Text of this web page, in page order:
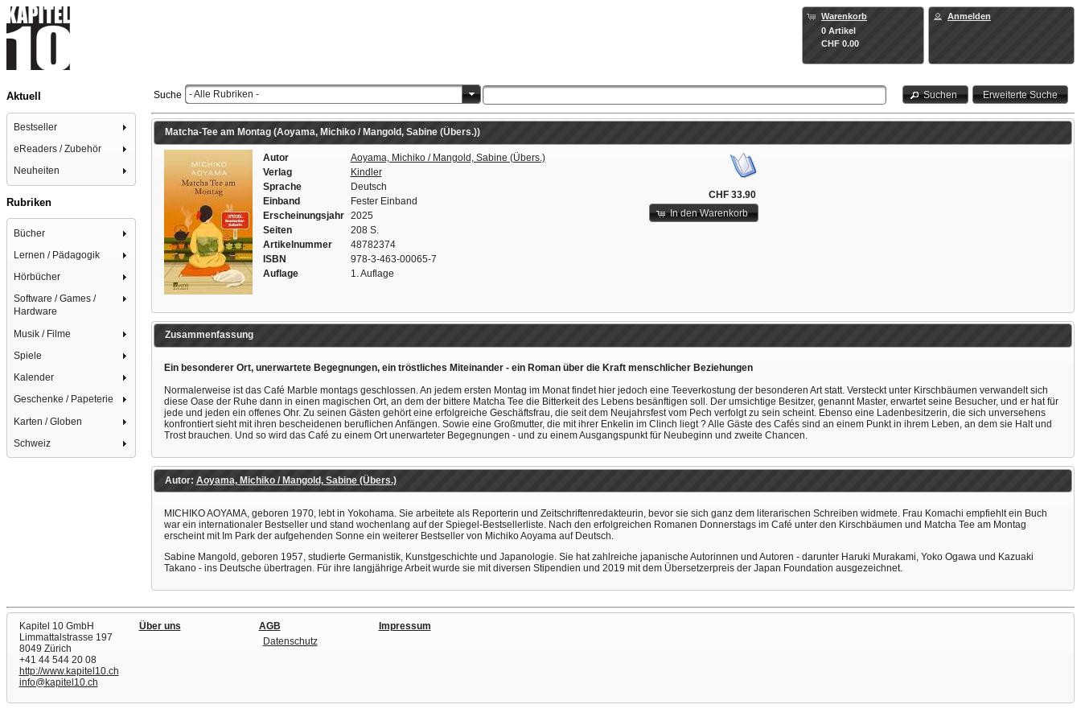
Warenkorb
0 Artikel
CHF 0.00
Anmelden
Aktuell
Bestseller
eReaders / Zubehör
Neuheiten
Rubriken
Bücher
Lernen / Pädagogik
Hörbücher
Software / Games /
Hardware
Musik / Filme
Spiele
Kalender
Geschenke / Papeterie
Karten / Globen
Schweiz
Suche - Alle Rubriken - Suchen Erweiterte Suche
Matcha-Tee am Montag (Aoyama, Michiko / Mangold, Sabine (Übers.))
Autor
Aoyama, Michiko / Mangold, Sabine (Übers.)
Verlag
Kindler
Sprache
Deutsch
Einband
Fester Einband
Erscheinungsjahr
2025
Seiten
208 S.
Artikelnummer
48782374
ISBN
978-3-463-00065-7
Auflage
1. Auflage
CHF 33.90
In den Warenkorb
Zusammenfassung
Ein besonderer Ort, unerwartete Begegnungen, ein tröstliches Miteinander - ein Roman über die Kraft menschlicher Beziehungen
Normalerweise ist das Café Marble montags geschlossen. An jedem ersten Montag im Monat findet hier jedoch eine Teeverkostung der besonderen Art statt. Versteckt unter Kirschbäumen verwandelt sich
diese Oase der Ruhe dann in einen magischen Ort, an dem der bittere Matcha Tee die Bitterkeit des Lebens besänftigen soll. Der umsichtige Besitzer, genannt Master, erwartet seine Besucher, und er hat für
jede und jeden ein offenes Ohr. Zu seinen Gästen gehört eine erfolgreiche Geschäftsfrau, die seit dem Neujahrsfest vom Pech verfolgt zu sein scheint. Ebenso eine Ladenbesitzerin, die sich unversehens
konfrontiert sieht mit ihren bescheidenen beruflichen Anfängen. Sowie eine Großmutter, die mit ihrer Enkelin im Clinch liegt ? Alle Gäste des Cafés sind an einem Punkt in ihrem Leben, an dem sie Halt und
Trost brauchen. Und so wird das Café zu einem Ort unerwarteter Begegnungen - und zu einem Ausgangspunkt für Neubeginn und zweite Chancen.
Autor: Aoyama, Michiko / Mangold, Sabine (Übers.)
MICHIKO AOYAMA, geboren 1970, lebt in Yokohama. Sie arbeitete als Reporterin und Zeitschriftenredakteurin, bevor sie sich ganz dem literarischen Schreiben widmete. Frau Komachi empfiehlt ein Buch
war ein internationaler Bestseller und stand wochenlang auf der Spiegel-Bestsellerliste. Nach den erfolgreichen Romanen Donnerstags im Café unter den Kirschbäumen und Matcha Tee am Montag
erscheint mit Im Park der aufgehenden Sonne ein weiterer Bestseller von Michiko Aoyama auf Deutsch.
Sabine Mangold, geboren 1957, studierte Germanistik, Kunstgeschichte und Japanologie. Sie hat zahlreiche japanische Autorinnen und Autoren - darunter Haruki Murakami, Yoko Ogawa und Kazuaki
Takano - ins Deutsche übertragen. Für ihre langjährige Arbeit wurde sie mit diversen Stipendien und 2019 mit dem Übersetzerpreis der Japan Foundation ausgezeichnet.
Kapitel 10 GmbH
Limmattalstrasse 197
8049 Zürich
+41 44 544 20 08
http://www.kapitel10.ch
info@kapitel10.ch
Über uns
AGB
Datenschutz
Impressum